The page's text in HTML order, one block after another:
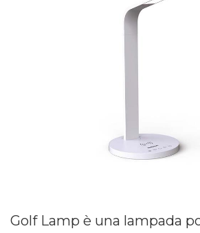
Golf Lamp è una lampada